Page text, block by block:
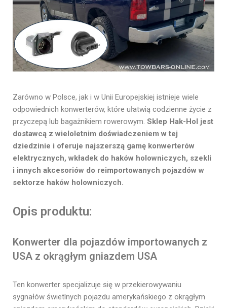
Zarówno w Polsce, jak i w Unii Europejskiej istnieje wiele
odpowiednich konwerterów, które ułatwią codzienne życie z
przyczepą lub bagażnikiem rowerowym. Sklep Hak-Hol jest
dostawcą z wieloletnim doświadczeniem w tej
dziedzinie i oferuje najszerszą gamę konwerterów
elektrycznych, wkładek do haków holowniczych, szekli
i innych akcesoriów do reimportowanych pojazdów w
sektorze haków holowniczych.
Opis produktu:
Konwerter dla pojazdów importowanych z
USA z okrągłym gniazdem USA
Ten konwerter specjalizuje się w przekierowywaniu
sygnałów świetlnych pojazdu amerykańskiego z okrągłym